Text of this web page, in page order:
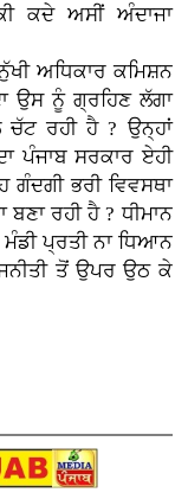
ਕਦੇ ਅਸੀਂ ਅੰਦਾਜਾ
ਅਧਿਕਾਰ ਕਮਿਸ਼ਨ
ਉਸ ਨੂੰ ਗ੍ਰਹਿਣ ਲੱਗਾ
ਰਹੀ ਹੈ ? ਉਨ੍ਹਾਂ
ਪੰਜਾਬ ਸਰਕਾਰ ਏਹੀ
ਗੰਦਗੀ ਭਰੀ ਵਿਵਸਥਾ
ਬਣਾ ਰਹੀ ਹੈ ? ਧੀਮਾਨ
ਪ੍ਰਤੀ ਨਾ ਧਿਆਨ
ਤੋਂ ਉਪਰ ਉਠ ਕੇ